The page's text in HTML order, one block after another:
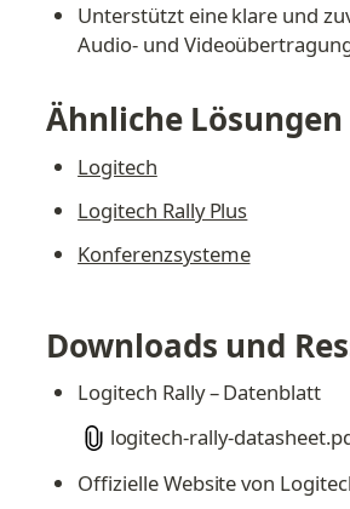
Unterstützt eine klare und
Audio- und
Ähnliche Lösungen
Logitech
Logitech Rally Plus
Konferenzsysteme
Downloads und
Logitech Rally – Datenblatt
logitech-rally-
Offizielle Website von